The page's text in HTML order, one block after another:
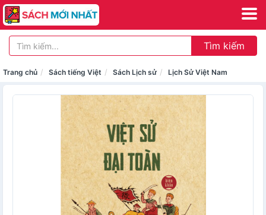
Tìm kiếm
Trang chủ Sách tiếng Việt Sách Lịch sử Lịch Sử Việt Nam